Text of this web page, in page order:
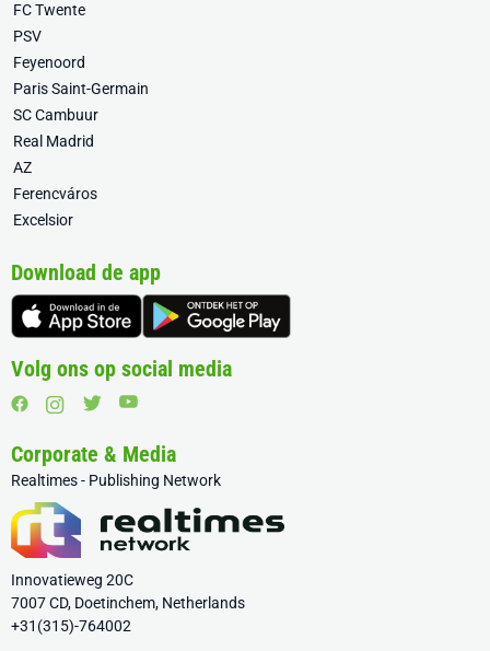
FC Twente
PSV
Feyenoord
Paris Saint-Germain
SC Cambuur
Real Madrid
AZ
Ferencváros
Excelsior
Download de app
Volg ons op social media
Corporate & Media
Realtimes - Publishing Network
Innovatieweg 20C
7007 CD, Doetinchem, Netherlands
+31(315)-764002